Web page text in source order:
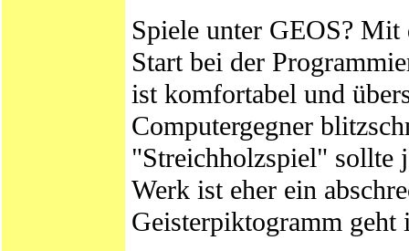
Spiele unter GEOS?
Start bei der
ist komfortabel und
Computergegner
"Streichholzspiel" sollte
Werk ist eher ein
Geisterpiktogramm